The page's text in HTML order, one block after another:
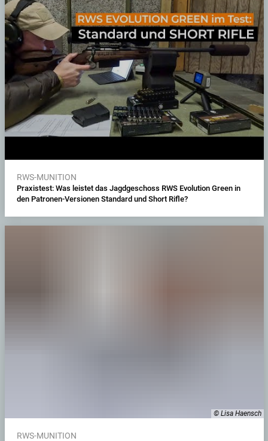
RWS-MUNITION
Praxistest: Was leistet das Jagdgeschoss RWS Evolution Green in
den Patronen-Versionen Standard und Short Rifle?
© Lisa Haensch
RWS-MUNITION